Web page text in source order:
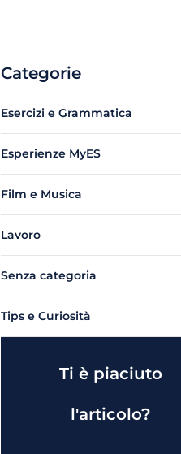
Categorie
Esercizi e Grammatica
Esperienze MyES
Film e Musica
Lavoro
Senza categoria
Tips e Curiosità
Ti è piaciuto
l'articolo?